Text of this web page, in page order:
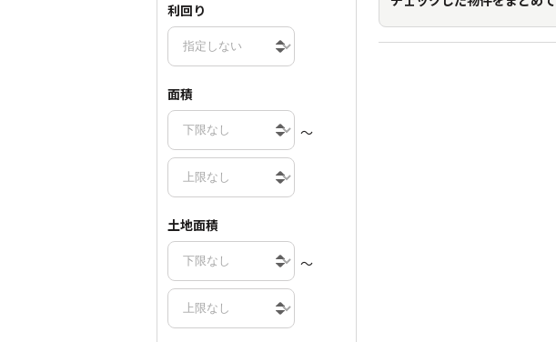
利回り
面積
～
土地面積
～